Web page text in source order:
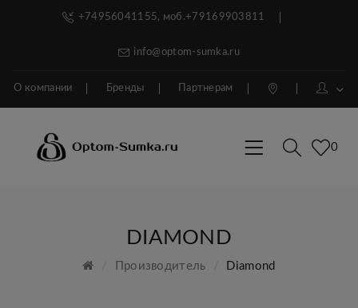
+74956041155, моб.+79169903811
info@optom-sumka.ru
О компании Бренды Партнерам
0
DIAMOND
Производитель Diamond